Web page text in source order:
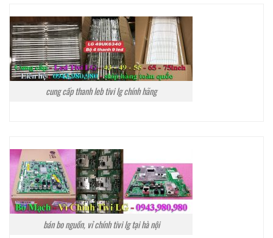
cung cấp thanh leb tivi lg chính hãng
bán bo nguồn, vỉ chính tivi lg tại hà nội